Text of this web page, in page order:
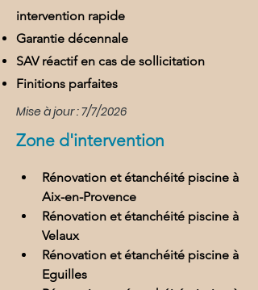
intervention rapide
Garantie décennale
SAV réactif en cas de sollicitation
Finitions parfaites
Mise à jour : 7/7/2026
Zone d'intervention
Rénovation et étanchéité piscine à
Aix-en-Provence
Rénovation et étanchéité piscine à
Velaux
Rénovation et étanchéité piscine à
Eguilles